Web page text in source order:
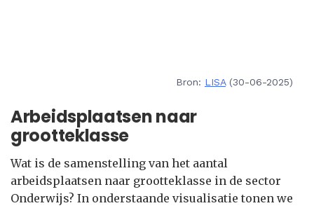
Bron: LISA(30-06-2025)
Arbeidsplaatsen naar
grootteklasse
Wat is de samenstelling van het aantal
arbeidsplaatsen naar grootteklasse in de sector
Onderwijs? In onderstaande visualisatie tonen we